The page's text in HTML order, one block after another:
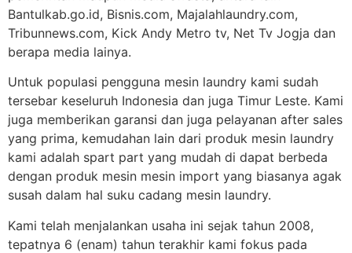
Bantulkab.go.id, Bisnis.com, Majalahlaundry.com,
Tribunnews.com, Kick Andy Metro tv, Net Tv Jogja dan
berapa media lainya.
Untuk populasi pengguna mesin laundry kami sudah
tersebar keseluruh Indonesia dan juga Timur Leste. Kami
juga memberikan garansi dan juga pelayanan after sales
yang prima, kemudahan lain dari produk mesin laundry
kami adalah spart part yang mudah di dapat berbeda
dengan produk mesin mesin import yang biasanya agak
susah dalam hal suku cadang mesin laundry.
Kami telah menjalankan usaha ini sejak tahun 2008,
tepatnya 6 (enam) tahun terakhir kami fokus pada